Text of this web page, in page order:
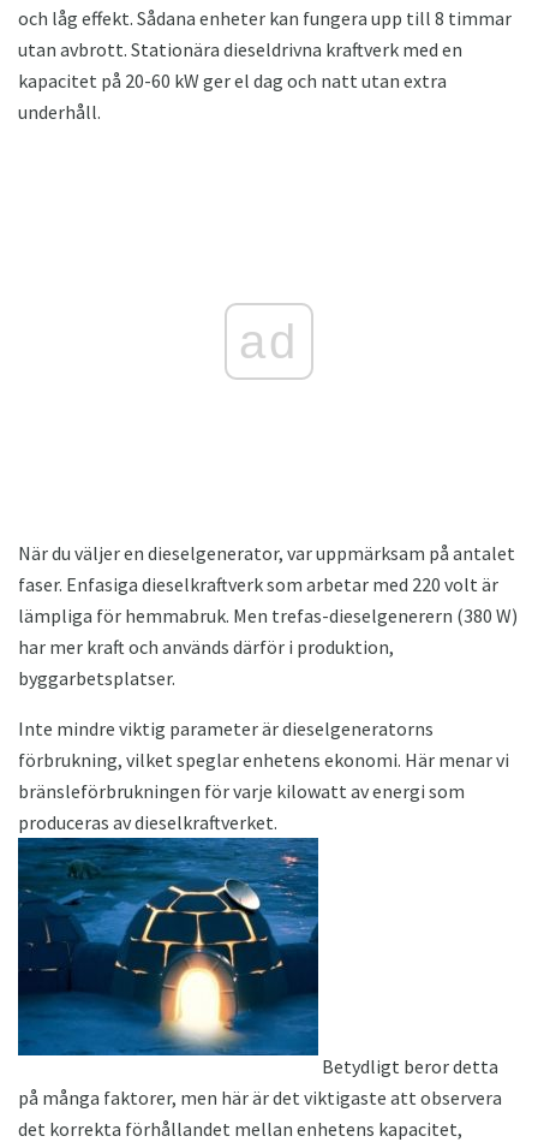
och låg effekt. Sådana enheter kan fungera upp till 8 timmar
utan avbrott. Stationära dieseldrivna kraftverk med en
kapacitet på 20-60 kW ger el dag och natt utan extra
underhåll.
ad
När du väljer en dieselgenerator, var uppmärksam på antalet
faser. Enfasiga dieselkraftverk som arbetar med 220 volt är
lämpliga för hemmabruk. Men trefas-dieselgenerern (380 W)
har mer kraft och används därför i produktion,
byggarbetsplatser.
Inte mindre viktig parameter är dieselgeneratorns
förbrukning, vilket speglar enhetens ekonomi. Här menar vi
bränsleförbrukningen för varje kilowatt av energi som
produceras av dieselkraftverket.
Betydligt beror detta
på många faktorer, men här är det viktigaste att observera
det korrekta förhållandet mellan enhetens kapacitet,